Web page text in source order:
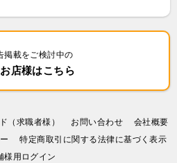
掲載をご検討中の
店様はこちら
（求職者様） お問い合わせ
会社概要
特定商取引に関する法律に基づく表示
様用ログイン